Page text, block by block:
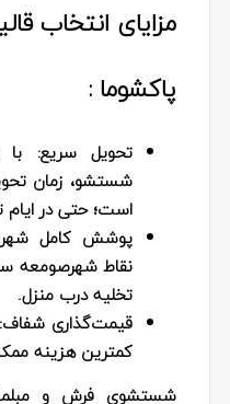
مزایای انتخاب
پاکشوما :
تحویل سریع: با
است؛ حتی در ایام
پوشش کامل
نقاط شهرصومعه
تخلیه درب منزل.
قیمت‌گذاری شفاف:
کمترین هزینه
شستشوی فرش و